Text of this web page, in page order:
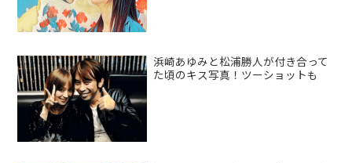
浜崎あゆみと松浦勝人が付き合って
た頃のキス写真！ツーショットも